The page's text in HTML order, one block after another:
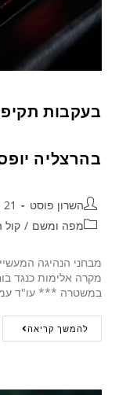
בעקבות
בהרצליה
השרון פוסט
21 בינואר 2025
מפה ומשם / קול
מקרה אלימות כנגד
במשטרה *** עו"ד
להמשך קריאה